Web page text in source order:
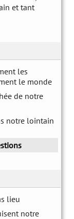
et tant
les
le monde
de notre
notre lointain
lieu
notre